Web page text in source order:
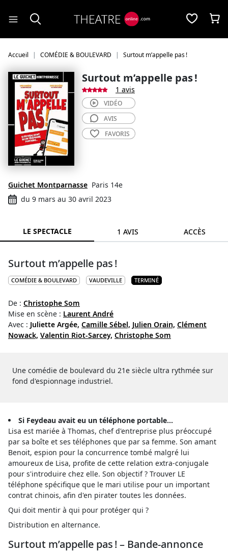
Accueil COMÉDIE & BOULEVARD Surtout m’appelle pas !
Surtout m’appelle pas !
1 avis
Guichet Montparnasse Paris 14e
du 9 mars au 30 avril 2023
VIDÉO
AVIS
FAVORIS
LE SPECTACLE 1 AVIS ACCÈS
Surtout m’appelle pas !
COMÉDIE & BOULEVARD VAUDEVILLE TERMINÉ
De : Christophe Som
Mise en scène : Laurent André
Avec : Juliette Argée, Camille Sébel, Julien Orain, Clément
Nowack, Valentin Riot-Sarcey, Christophe Som
Une comédie de boulevard du 21e siècle ultra rythmée sur
fond d'espionnage industriel.
Si Feydeau avait eu un téléphone portable...
Lisa est mariée à Thomas, chef d'entreprise plus préoccupé
par sa boîte et ses téléphones que par sa femme. Son amant
Benoit, espion pour la concurrence tombé malgré lui
amoureux de Lisa, profite de cette relation extra-conjugale
pour s'introduire chez elle. Son objectif ? Trouver LE
téléphone spécifique que le mari utilise pour un important
contrat chinois, afin d'en pirater toutes les données.
Qui doit mentir à qui pour protéger qui ?
Distribution en alternance.
Surtout m’appelle pas ! – Bande-annonce